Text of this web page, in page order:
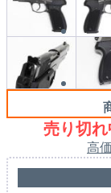
売り切れ
高